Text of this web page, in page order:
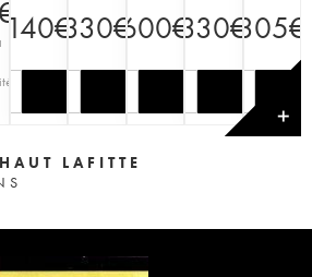
140€330€600€330€305€
✕
LAFITTE